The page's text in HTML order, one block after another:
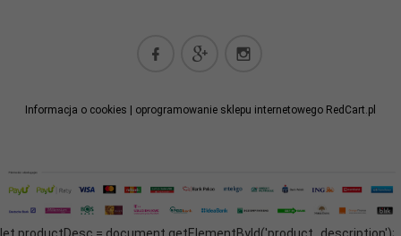
Informacja o cookies oprogramowanie sklepu internetowego RedCart.pl